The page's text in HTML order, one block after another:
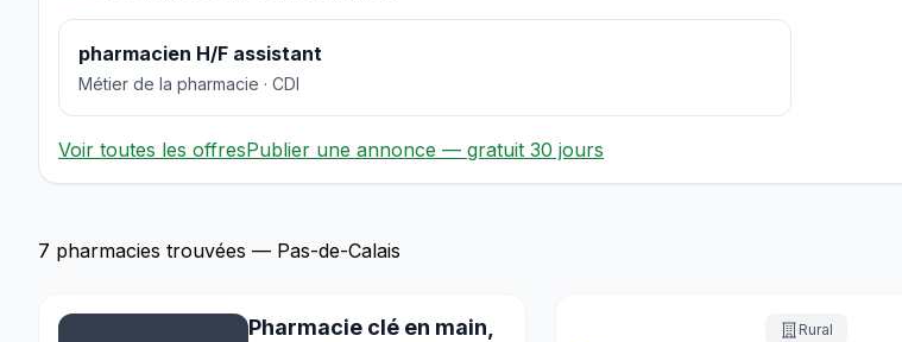
pharmacien H/F assistant
Métier de la pharmacie · CDI
Voir toutes les offresPublier une annonce — gratuit 30 jours
7 pharmacies trouvées — Pas-de-Calais
Pharmacie clé en main,
Rural